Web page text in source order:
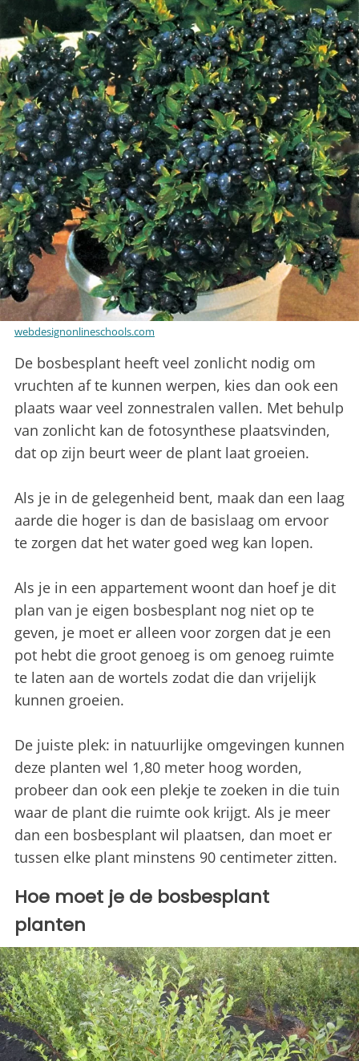
webdesignonlineschools.com
De bosbesplant heeft veel zonlicht nodig om
vruchten af te kunnen werpen, kies dan ook een
plaats waar veel zonnestralen vallen. Met behulp
van zonlicht kan de fotosynthese plaatsvinden,
dat op zijn beurt weer de plant laat groeien.
Als je in de gelegenheid bent, maak dan een laag
aarde die hoger is dan de basislaag om ervoor
te zorgen dat het water goed weg kan lopen.
Als je in een appartement woont dan hoef je dit
plan van je eigen bosbesplant nog niet op te
geven, je moet er alleen voor zorgen dat je een
pot hebt die groot genoeg is om genoeg ruimte
te laten aan de wortels zodat die dan vrijelijk
kunnen groeien.
De juiste plek: in natuurlijke omgevingen kunnen
deze planten wel 1,80 meter hoog worden,
probeer dan ook een plekje te zoeken in die tuin
waar de plant die ruimte ook krijgt. Als je meer
dan een bosbesplant wil plaatsen, dan moet er
tussen elke plant minstens 90 centimeter zitten.
Hoe moet je de bosbesplant
planten